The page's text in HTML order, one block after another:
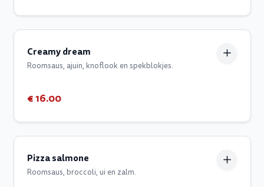
Creamy dream
Roomsaus, ajuin, knoflook en spekblokjes.
€ 16.00
Pizza salmone
Roomsaus, broccoli, ui en zalm.